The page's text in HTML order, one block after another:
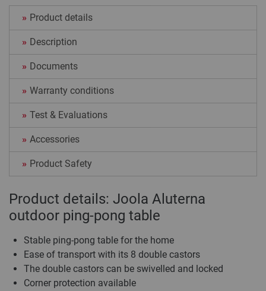
Product details
Description
Documents
Warranty conditions
Test & Evaluations
Accessories
Product Safety
Product details: Joola Aluterna
outdoor ping-pong table
Stable ping-pong table for the home
Ease of transport with its 8 double castors
The double castors can be swivelled and locked
Corner protection available